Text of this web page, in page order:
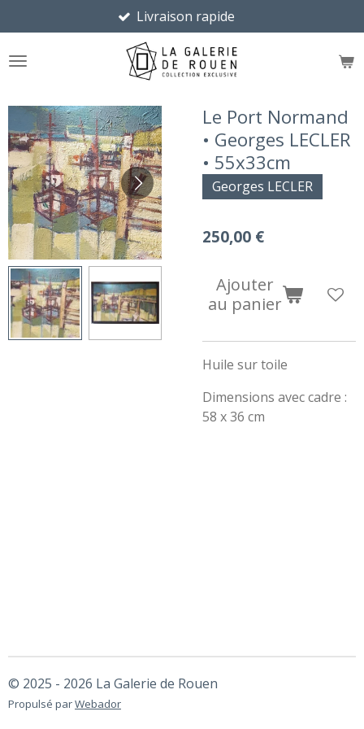
au
contenu
Livraison rapide
Le Port Normand
• Georges LECLER
• 55x33cm
Georges LECLER
250,00 €
Ajouter
au panier
Huile sur toile
Dimensions avec cadre :
58 x 36 cm
© 2025 - 2026 La Galerie de Rouen
Propulsé parWebador